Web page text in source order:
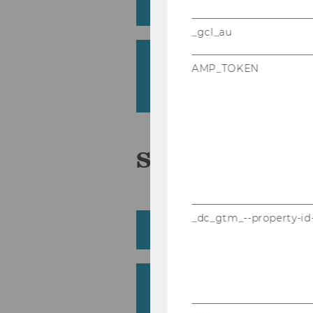
Der Stift schreibt zu
dün­ne­re Stär­ke
SMART Board
Ich habe die SMART
Kann ich trotz­dem
_gcl_au
AMP_TOKEN
_dc_gtm_--property-